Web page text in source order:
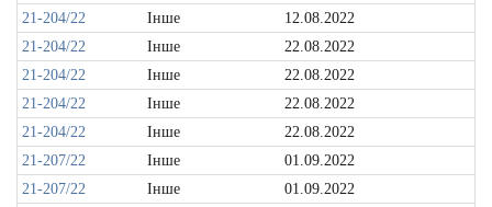
21-204/22
Інше
12.08.2022
21-204/22
Інше
22.08.2022
21-204/22
Інше
22.08.2022
21-204/22
Інше
22.08.2022
21-204/22
Інше
22.08.2022
21-207/22
Інше
01.09.2022
21-207/22
Інше
01.09.2022